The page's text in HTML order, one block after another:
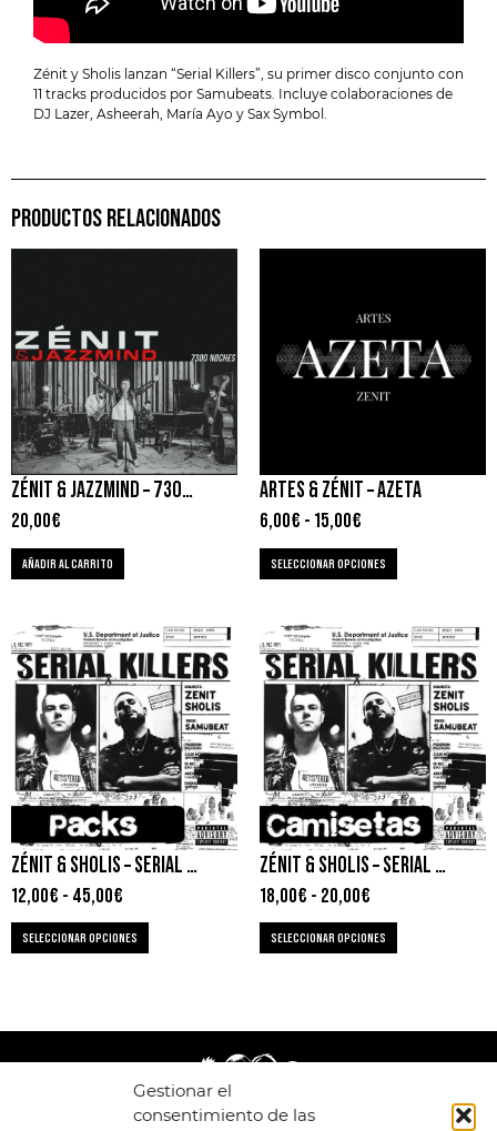
Gestionar el
consentimiento de las
Zénit y Sholis lanzan “Serial Killers”, su primer disco conjunto con
11 tracks producidos por Samubeats. Incluye colaboraciones de
DJ Lazer, Asheerah, María Ayo y Sax Symbol.
PRODUCTOS RELACIONADOS
ZÉNIT & JAZZMIND – 7300 NOCHES
20,00€
AÑADIR AL CARRITO
ARTES & ZÉNIT – AZETA
6,00€ - 15,00€
SELECCIONAR OPCIONES
ZÉNIT & SHOLIS – SERIAL KILLERS
12,00€ - 45,00€
SELECCIONAR OPCIONES
ZÉNIT & SHOLIS – SERIAL KILLERS
18,00€ - 20,00€
SELECCIONAR OPCIONES